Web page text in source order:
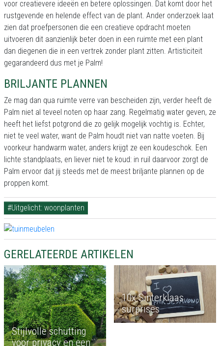
voor creatievere ideeën en betere oplossingen. Dat komt door het
rustgevende en helende effect van de plant. Ander onderzoek laat
zien dat proefpersonen die een creatieve opdracht moeten
uitvoeren dit aanzienlijk beter doen in een ruimte met een plant
dan diegenen die in een vertrek zonder plant zitten. Artisticiteit
gegarandeerd dus met je Palm!
BRILJANTE PLANNEN
Ze mag dan qua ruimte verre van bescheiden zijn, verder heeft de
Palm niet al teveel noten op haar zang. Regelmatig water geven, ze
heeft het liefst potgrond die zo gelijk mogelijk vochtig is. Echter,
niet te veel water, want de Palm houdt niet van natte voeten. Bij
voorkeur handwarm water, anders krijgt ze een koudeschok. Een
lichte standplaats, en liever niet te koud: in ruil daarvoor zorgt de
Palm ervoor dat jij steeds met de meest briljante plannen op de
proppen komt.
#Uitgelicht: woonplanten
GERELATEERDE ARTIKELEN
Stijlvolle schutting
voor privacy en een
10x Sinterklaas
surprises